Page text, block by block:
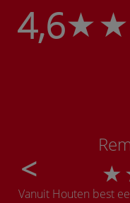
4,6
Vanuit Houten best